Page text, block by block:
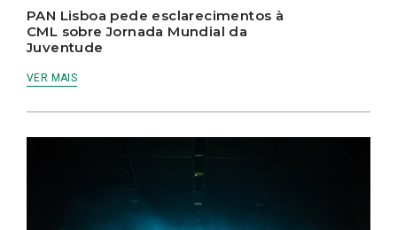
PAN Lisboa pede esclarecimentos à
CML sobre Jornada Mundial da
Juventude
VER MAIS